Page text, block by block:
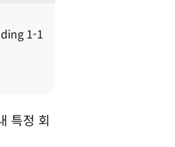
1-1
특정 회